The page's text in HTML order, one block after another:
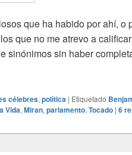
que ha habido por ahí, o
que no me atrevo a
sinónimos sin haber
célebres,política | Etiquetado
Vida,Miran,parlamento,Tocado | 6